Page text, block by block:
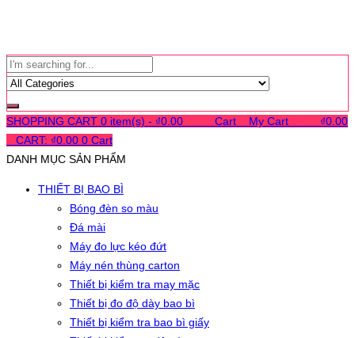
SHOPPING CART 0 item(s) - ₫0.00 Cart My Cart ₫0.00
CART: ₫0.00 0 Cart
DANH MỤC SẢN PHẨM
THIẾT BỊ BAO BÌ
Bóng đèn so màu
Đá mài
Máy đo lực kéo đứt
Máy nén thùng carton
Thiết bị kiểm tra may mặc
Thiết bị đo độ dày bao bì
Thiết bị kiểm tra bao bì giấy